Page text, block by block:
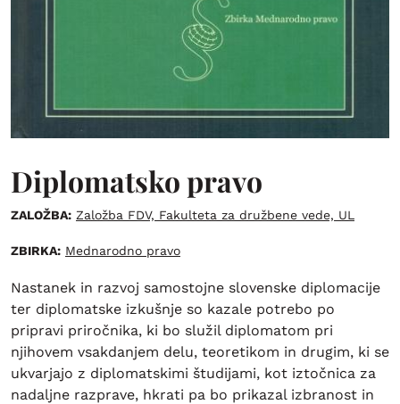
Diplomatsko pravo
ZALOŽBA: Založba FDV, Fakulteta za družbene vede, UL
ZBIRKA: Mednarodno pravo
Nastanek in razvoj samostojne slovenske diplomacije
ter diplomatske izkušnje so kazale potrebo po
pripravi priročnika, ki bo služil diplomatom pri
njihovem vsakdanjem delu, teoretikom in drugim, ki se
ukvarjajo z diplomatskimi študijami, kot iztočnica za
nadaljne razprave, hkrati pa bo prikazal izbranost in